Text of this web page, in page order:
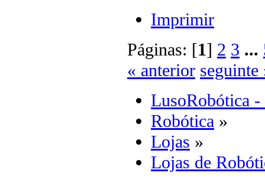
Imprimir
Páginas: [1] 2 3 ...
« anterior seguinte
LusoRobótica -
Robótica »
Lojas »
Lojas de